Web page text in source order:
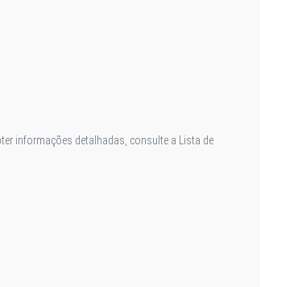
informações detalhadas, consulte a Lista de